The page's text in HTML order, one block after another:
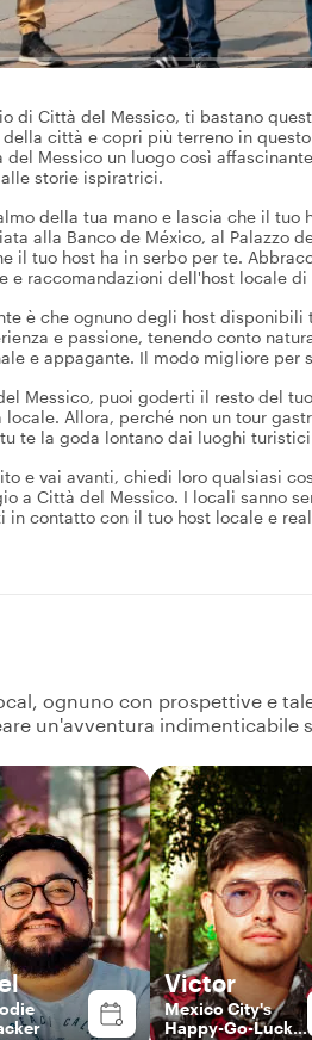
di Città del Messico, ti bastano
città e copri più terreno in
del Messico un luogo così
storie ispiratrici.
della tua mano e lascia che il tuo
alla Banco de México, al Palazzo
il tuo host ha in serbo per te.
raccomandazioni dell'host locale di
è che ognuno degli host
e passione, tenendo conto
e appagante. Il modo migliore per
Messico, puoi goderti il resto del
Allora, perché non un tour
te la goda lontano dai luoghi
e vai avanti, chiedi loro qualsiasi
a Città del Messico. I locali sanno
in contatto con il tuo host locale e
ognuno con prospettive e
un'avventura indimenticabile
Victor
Mexico City's
Happy-Go-Lucky